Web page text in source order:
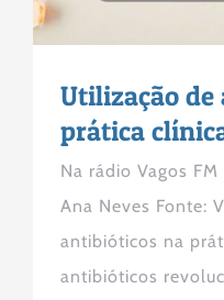
Utilização
prática
Na rádio Vagos
Ana Neves Fonte:
antibióticos na
antibióticos